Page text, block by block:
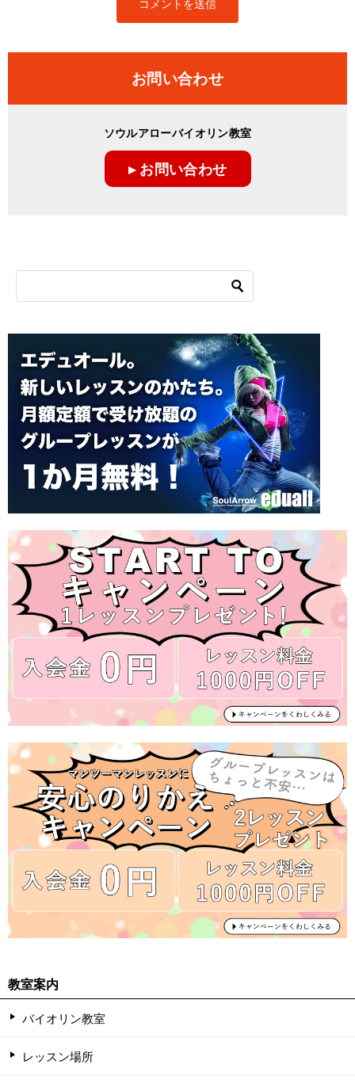
お問い合わせ
ソウルアローバイオリン教室
▸ お問い合わせ
教室案内
バイオリン教室
レッスン場所